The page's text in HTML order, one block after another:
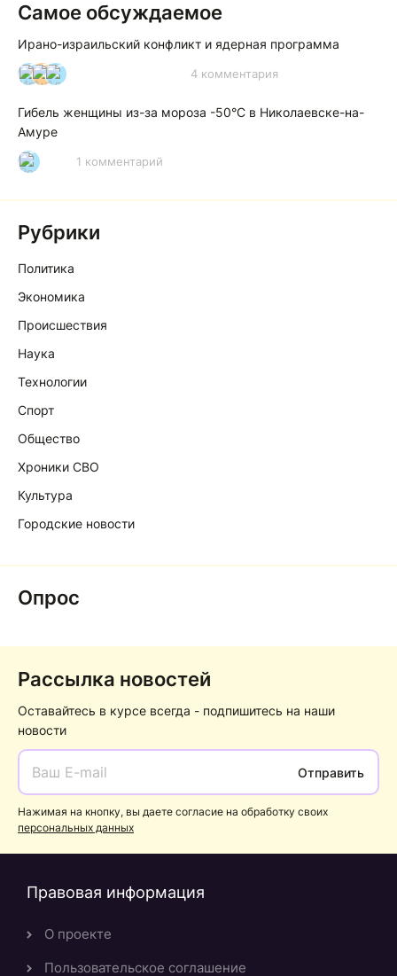
Самое обсуждаемое
Ирано-израильский конфликт и ядерная программа
И А А 4 комментария
Гибель женщины из-за мороза -50°C в Николаевске-на-
Амуре
Р 1 комментарий
Рубрики
Политика
Экономика
Происшествия
Наука
Технологии
Спорт
Общество
Хроники СВО
Культура
Городские новости
Опрос
Рассылка новостей
Оставайтесь в курсе всегда - подпишитесь на наши
новости
Отправить
Нажимая на кнопку, вы даете согласие на обработку своих
персональных данных
Правовая информация
О проекте
Пользовательское соглашение